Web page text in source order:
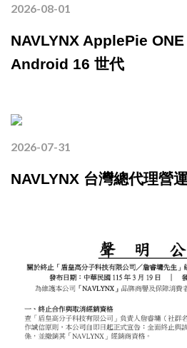
2026-08-01
NAVLYNX ApplePie ONE
Android 16 世代
2026-07-31
NAVLYNX 台灣總代理營